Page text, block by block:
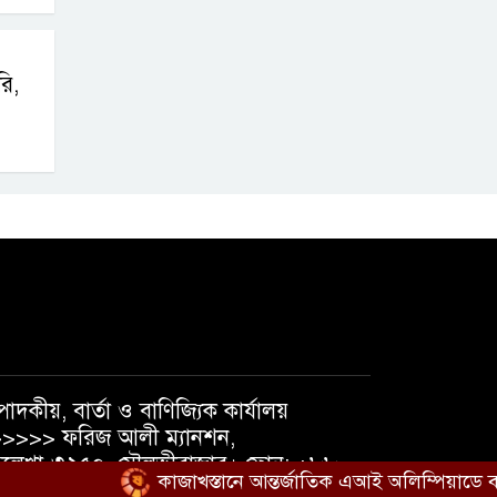
বার্তা ও বাণিজ্যিক কার্যালয়
ফরিজ আলী ম্যানশন,
৩২৫০, মৌলভীবাজার। ফোন: +৮৮
+৮৮ ০১৭৩৭১০৫৪৭৪
কাজাখস্তানে আন্তর্জাতিক এআই অলিম্পিয়াডে